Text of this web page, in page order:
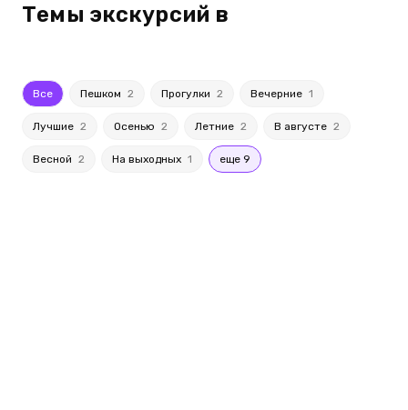
Темы экскурсий в
Все Пешком 2 Прогулки 2 Вечерние 1
Лучшие 2 Осенью 2 Летние 2 В августе 2
Весной 2 На выходных 1 еще 9